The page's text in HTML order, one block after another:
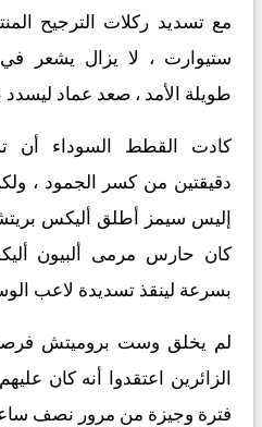
مع تسديد ركلات الترجيح
ستيوارت ، لا يزال يشعر
طويلة الأمد ، صعد عماد
كادت القطط السوداء أن
دقيقتين من كسر الجمود ،
إليس سيمز أطلق أليكس
كان حارس مرمى ألبيون
بسرعة لينقذ تسديدة لاعب
لم يخلق وست بروميتش
فترة وجيزة من مرور نصف